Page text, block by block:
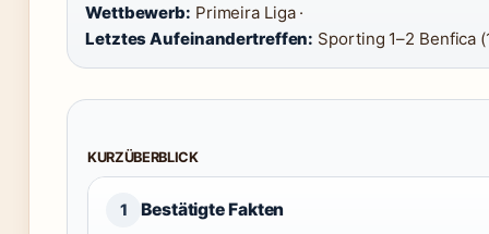
Wettbewerb: Primeira Liga ·
Letztes Aufeinandertreffen: Sporting 1–2 Benfica
KURZÜBERBLICK
1 Bestätigte Fakten